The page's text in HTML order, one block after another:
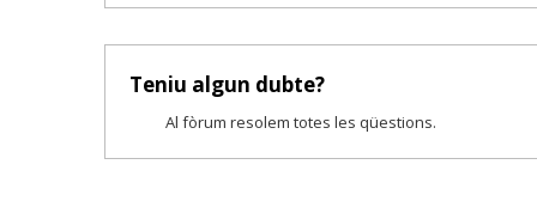
Teniu algun dubte?
Al fòrum resolem totes les qüestions.